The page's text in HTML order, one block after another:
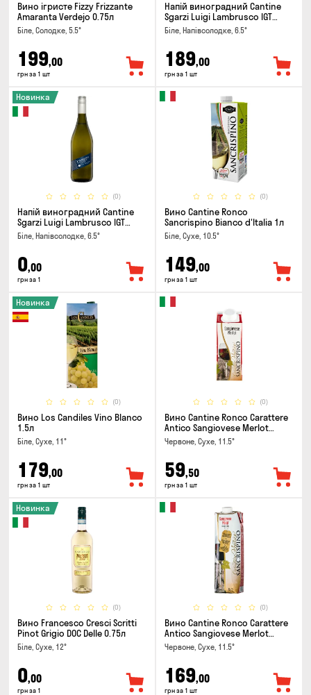
Вино ігристе Fizzy Frizzante
Amaranta Verdejo 0.75л
Біле, Солодке, 5.5°
199,00
грн за 1 шт
Напій виноградний Cantine
Sgarzi Luigi Lambrusco IGT
Emilia Bianca Frizziante 0.75л
Біле, Напівсолодке, 6.5°
189,00
грн за 1 шт
(0)
Новинка
Напій виноградний Cantine
Sgarzi Luigi Lambrusco IGT
Emilia Bianca Frizziante 0.75л
Біле, Напівсолодке, 6.5°
0,00
грн за 1
(0)
Вино Cantine Ronco
Sancrispino Bianco d'Italia 1л
Біле, Сухе, 10.5°
149,00
грн за 1 шт
(0)
Новинка
Вино Los Candiles Vino Blanco
1.5л
Біле, Сухе, 11°
179,00
грн за 1 шт
(0)
Вино Cantine Ronco Carattere
Antico Sangiovese Merlot
Rubicone IGT 0.25л
Червоне, Сухе, 11.5°
59,50
грн за 1 шт
(0)
Новинка
Вино Francesco Cresci Scritti
Pinot Grigio DOC Delle 0.75л
Біле, Сухе, 12°
0,00
грн за 1
(0)
Вино Cantine Ronco Carattere
Antico Sangiovese Merlot
Rubicone IGT 1л
Червоне, Сухе, 11.5°
169,00
грн за 1 шт